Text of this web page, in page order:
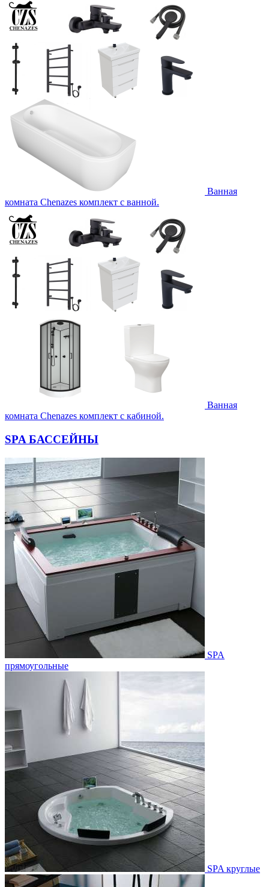
Ванная
комната Chenazes комплект с ванной.
Ванная
комната Chenazes комплект с кабиной.
SPA БАССЕЙНЫ
SPA
прямоугольные
SPA круглые